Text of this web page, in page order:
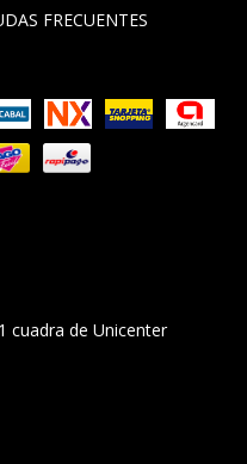
FRECUENTES
cuadra de Unicenter